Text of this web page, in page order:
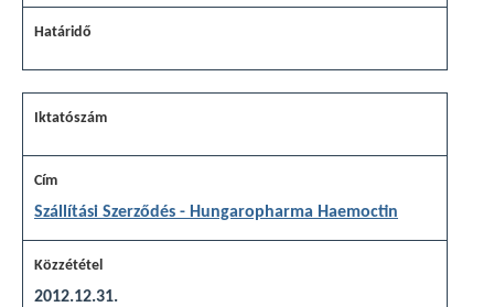
Szállítási Szerződés - Hungaropharma Haemoctin
2012.12.31.